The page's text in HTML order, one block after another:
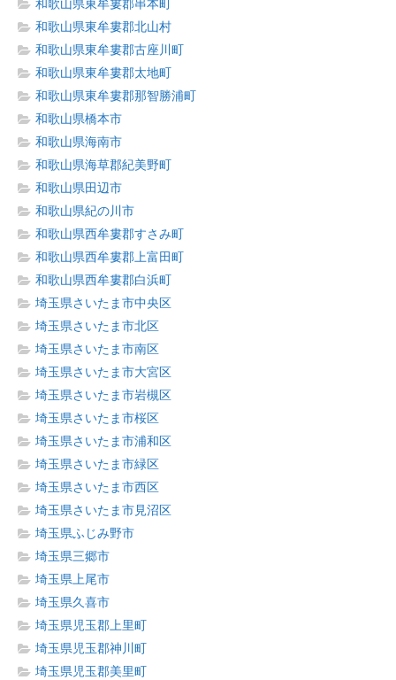
和歌山県東牟婁郡串本町
和歌山県東牟婁郡北山村
和歌山県東牟婁郡古座川町
和歌山県東牟婁郡太地町
和歌山県東牟婁郡那智勝浦町
和歌山県橋本市
和歌山県海南市
和歌山県海草郡紀美野町
和歌山県田辺市
和歌山県紀の川市
和歌山県西牟婁郡すさみ町
和歌山県西牟婁郡上富田町
和歌山県西牟婁郡白浜町
埼玉県さいたま市中央区
埼玉県さいたま市北区
埼玉県さいたま市南区
埼玉県さいたま市大宮区
埼玉県さいたま市岩槻区
埼玉県さいたま市桜区
埼玉県さいたま市浦和区
埼玉県さいたま市緑区
埼玉県さいたま市西区
埼玉県さいたま市見沼区
埼玉県ふじみ野市
埼玉県三郷市
埼玉県上尾市
埼玉県久喜市
埼玉県児玉郡上里町
埼玉県児玉郡神川町
埼玉県児玉郡美里町